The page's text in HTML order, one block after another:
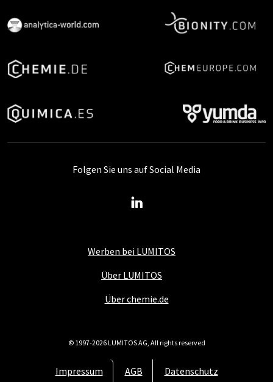
Werben bei LUMITOS
Über LUMITOS
Über chemie.de
Impressum AGB Datenschutz
Folgen Sie uns auf Social Media
© 1997-2026 LUMITOS AG, All rights reserved